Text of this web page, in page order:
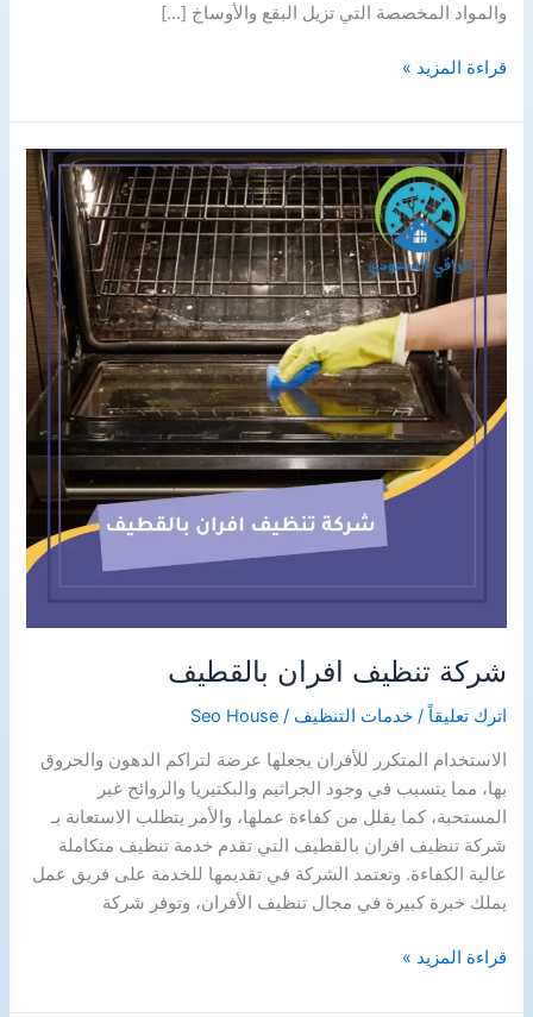
والمواد المخصصة التي تزيل البقع والأوساخ […]
شركة
واجهات
بجازان
قراءة المزيد »
شركة تنظيف افران بالقطيف
اترك تعليقاً /خدمات التنظيف /
Seo House
الاستخدام المتكرر للأفران يجعلها عرضة لتراكم الدهون والحروق
بها، مما يتسبب في وجود الجراثيم والبكتيريا والروائح غير
المستحبة، كما يقلل من كفاءة عملها، والأمر يتطلب الاستعانة بـ
شركة تنظيف افران بالقطيف التي تقدم خدمة تنظيف متكاملة
عالية الكفاءة. وتعتمد الشركة في تقديمها للخدمة على فريق عمل
يملك خبرة كبيرة في مجال تنظيف الأفران، وتوفر شركة
شركة
قراءة المزيد »